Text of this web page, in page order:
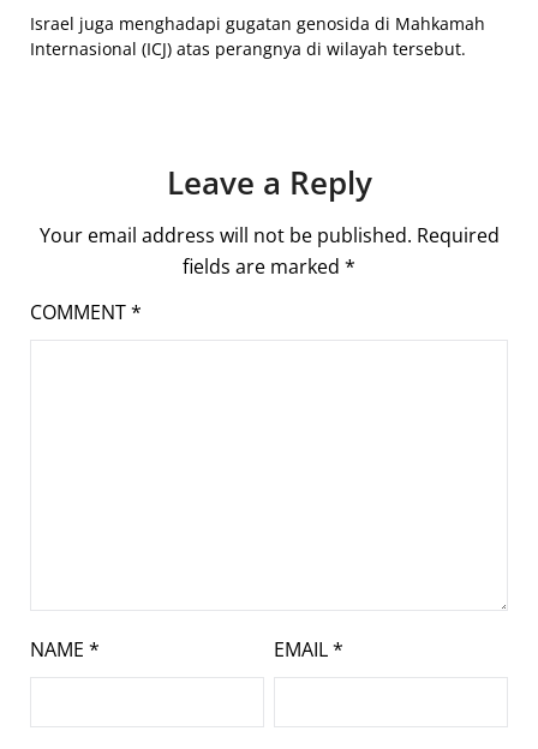
Israel juga menghadapi gugatan genosida di Mahkamah
Internasional (ICJ) atas perangnya di wilayah tersebut.
Leave a Reply
Your email address will not be published. Required
fields are marked *
COMMENT*
NAME * EMAIL*